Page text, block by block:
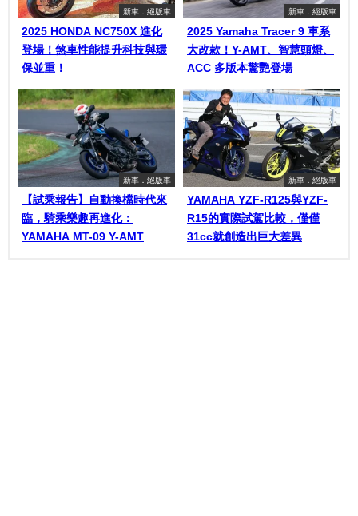
新車．絕版車
2025 HONDA NC750X 進化
登場！煞車性能提升科技與環
保並重！
新車．絕版車
2025 Yamaha Tracer 9 車系
大改款！Y-AMT、智慧頭燈、
ACC 多版本驚艷登場
新車．絕版車
【試乘報告】自動換檔時代來
臨，騎乘樂趣再進化：
YAMAHA MT-09 Y-AMT
新車．絕版車
YAMAHA YZF-R125與YZF-
R15的實際試駕比較，僅僅
31cc就創造出巨大差異